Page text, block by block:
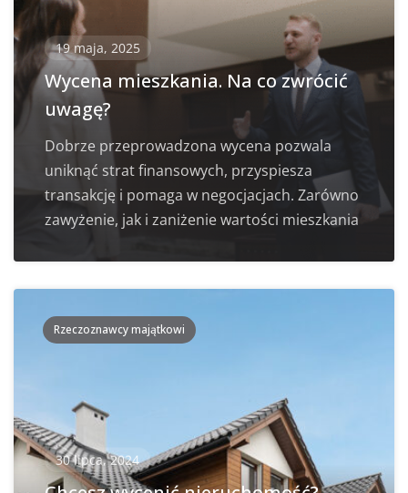
19 maja, 2025
Wycena mieszkania. Na co zwrócić
uwagę?
Dobrze przeprowadzona wycena pozwala
uniknąć strat finansowych, przyspiesza
transakcję i pomaga w negocjacjach. Zarówno
zawyżenie, jak i zaniżenie wartości mieszkania
Rzeczoznawcy majątkowi
30 lipca, 2024